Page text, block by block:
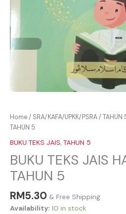
Home/ SRA/KAFA/UPKK/PSRA/TAHUN
TAHUN 5
BUKU TEKS JAIS TAHUN 5
BUKU TEKS JAIS
TAHUN 5
RM5.30 & Free Shipping
Availability: 10 in stock